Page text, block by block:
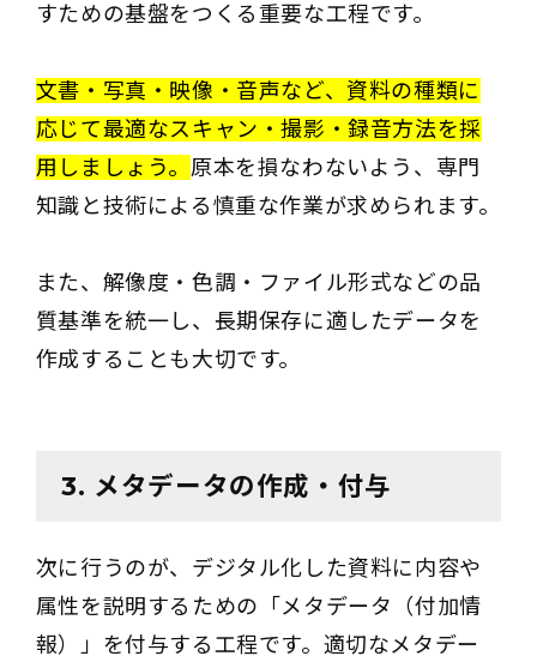
すための基盤をつくる重要な工程です。
文書・写真・映像・音声など、資料の種類に
応じて最適なスキャン・撮影・録音方法を採
用しましょう。 原本を損なわないよう、専門
知識と技術による慎重な作業が求められます。
また、解像度・色調・ファイル形式などの品
質基準を統一し、長期保存に適したデータを
作成することも大切です。
3. メタデータの作成・付与
次に行うのが、デジタル化した資料に内容や
属性を説明するための「メタデータ（付加情
報）」を付与する工程です。適切なメタデー